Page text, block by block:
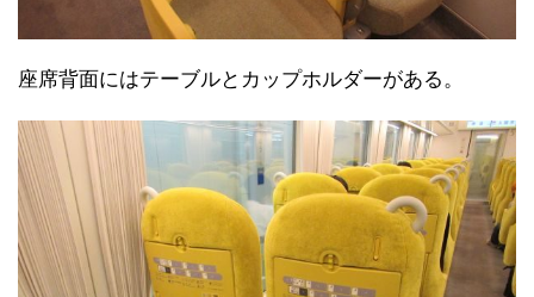
座席背面にはテーブルとカップホルダーがある。